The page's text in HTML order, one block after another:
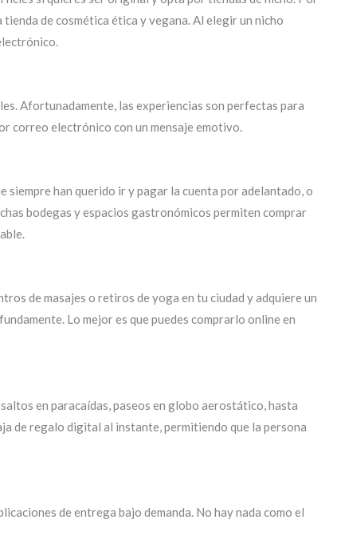
de cosmética ética y vegana. Al elegir un nicho
Afortunadamente, las experiencias son perfectas para
correo electrónico con un mensaje emotivo.
siempre han querido ir y pagar la cuenta por adelantado, o
bodegas y espacios gastronómicos permiten comprar
de masajes o retiros de yoga en tu ciudad y adquiere un
Lo mejor es que puedes comprarlo online en
en paracaídas, paseos en globo aerostático, hasta
de regalo digital al instante, permitiendo que la persona
de entrega bajo demanda. No hay nada como el